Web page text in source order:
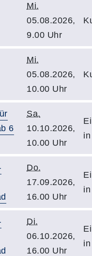
Mi.
05.08.2026,
9.00 Uhr
Mi.
05.08.2026,
10.00 Uhr
6
Sa.
10.10.2026,
10.00 Uhr
Do.
17.09.2026,
16.00 Uhr
Di.
06.10.2026,
16.00 Uhr